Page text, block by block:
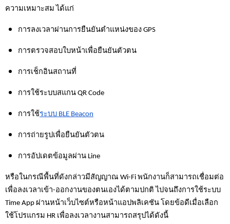
ความเหมาะสม ได้แก่
การลงเวลาผ่านการยืนยันตำแหน่งของ GPS
การตรวจสอบใบหน้าเพื่อยืนยันตัวตน
การเช็กอินสถานที่
การใช้ระบบสแกน QR Code
การใช้ระบบ BLE Beacon
การถ่ายรูปเพื่อยืนยันตัวตน
การอัปเดตข้อมูลผ่าน Line
หรือในกรณีพื้นที่ดังกล่าวมีสัญญาณ Wi-Fi พนักงานก็สามารถเชื่อมต่อ
เพื่อลงเวลาเข้า-ออกงานของตนเองได้ตามปกติ ไปจนถึงการใช้ระบบ
Time App ผ่านหน้าเว็บไซต์หรือหน้าแอปพลิเคชัน โดยข้อดีเมื่อเลือก
ใช้โปรแกรม HR เพื่อลงเวลางานสามารถสรุปได้ดังนี้